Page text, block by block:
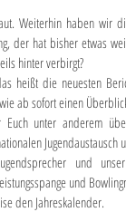
Weiterhin haben wir
der hat bisher etwas
hinter verbirgt?
heißt die neuesten
ab sofort einen
unter anderem
und
und
den Jahreskalender.